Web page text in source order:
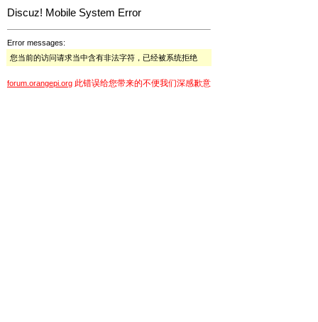
Discuz! Mobile System Error
Error messages:
您当前的访问请求当中含有非法字符，已经被系统拒绝
forum.orangepi.org 此错误给您带来的不便我们深感歉意